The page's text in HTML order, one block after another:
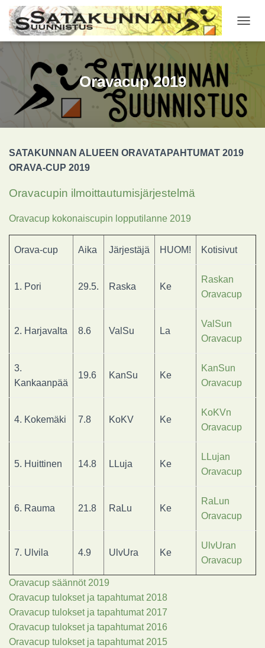
Oravacup 2019
SATAKUNNAN ALUEEN ORAVATAPAHTUMAT 2019
ORAVA-CUP 2019
Oravacupin ilmoittautumisjärjestelmä
Oravacup kokonaiscupin lopputilanne 2019
Orava-cup Aika Järjestäjä HUOM! Kotisivut
1. Pori 29.5. Raska Ke
Raskan
Oravacup
2. Harjavalta 8.6 ValSu La
ValSun
Oravacup
3.
Kankaanpää
19.6 KanSu Ke
KanSun
Oravacup
4. Kokemäki 7.8 KoKV Ke
KoKVn
Oravacup
5. Huittinen 14.8 LLuja Ke
LLujan
Oravacup
6. Rauma 21.8 RaLu Ke
RaLun
Oravacup
7. Ulvila 4.9 UlvUra Ke
UlvUran
Oravacup
Oravacup säännöt 2019
Oravacup tulokset ja tapahtumat 2018
Oravacup tulokset ja tapahtumat 2017
Oravacup tulokset ja tapahtumat 2016
Oravacup tulokset ja tapahtumat 2015